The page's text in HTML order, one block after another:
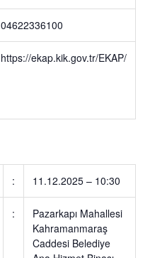
04622336100
https://ekap.kik.gov.tr/EKAP/
: 11.12.2025 – 10:30
:
Pazarkapı Mahallesi
Kahramanmaraş
Caddesi Belediye